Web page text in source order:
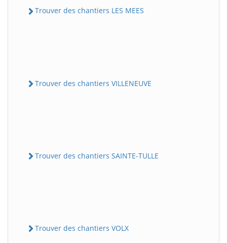
Trouver des chantiers LES MEES
Trouver des chantiers VILLENEUVE
Trouver des chantiers SAINTE-TULLE
Trouver des chantiers VOLX